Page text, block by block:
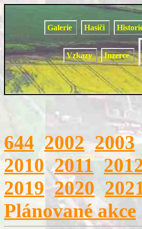
Galerie Hasiči
Vzkazy Inzerce
644 2002 2003
2010 2011
2019 2020
Plánované akce